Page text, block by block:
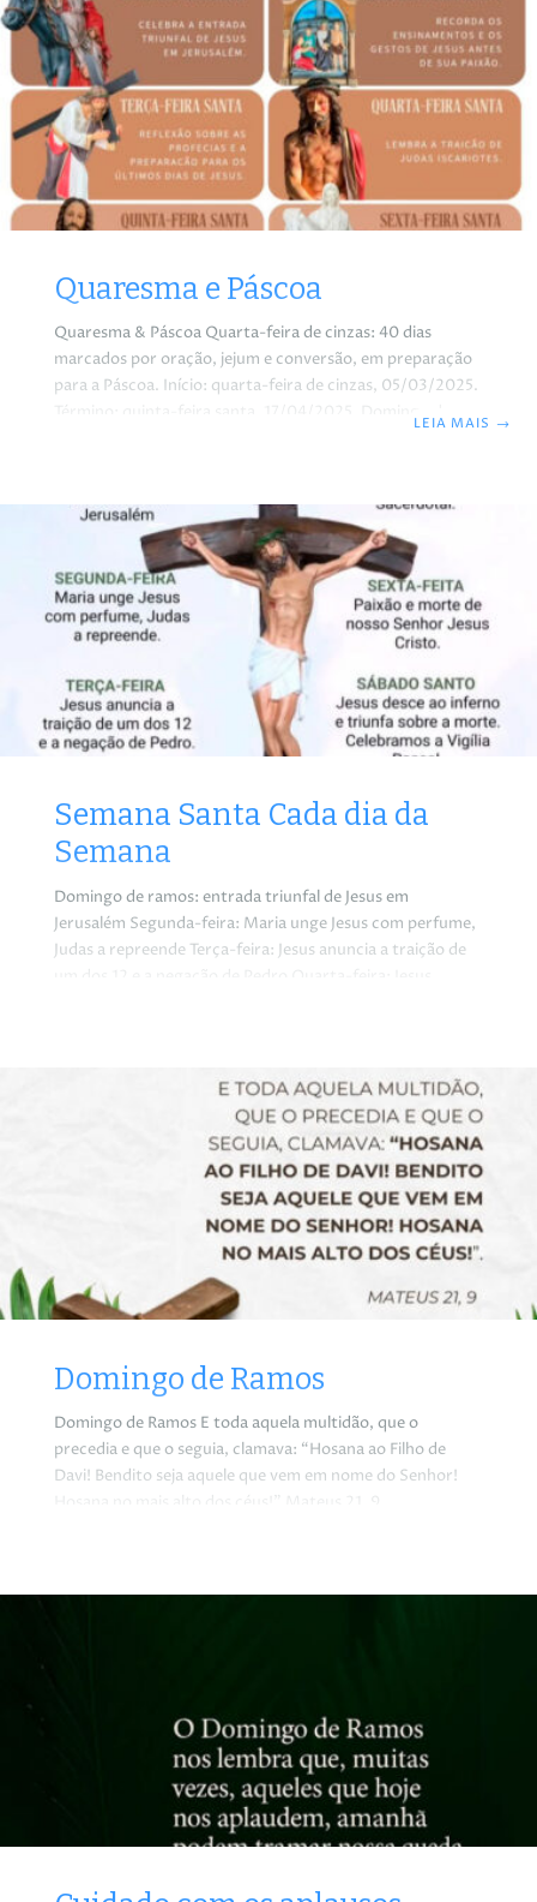
Quaresma e Páscoa
Quaresma & Páscoa Quarta-feira de cinzas: 40 dias
marcados por oração, jejum e conversão, em preparação
para a Páscoa. Início: quarta-feira de cinzas, 05/03/2025.
Término: quinta-feira santa, 17/04/2025. Domingo de
sobre as profecias e preparação para os últimos dias de
Jesus. Quarta-feira santa: Lembra a traição de Judas
Iscariotes. Quinta-feira santa: Celebra a última ceia, a
instituição da eucaristia e
LEIA MAIS →
Semana Santa Cada dia da
Semana
Domingo de ramos: entrada triunfal de Jesus em
Jerusalém Segunda-feira: Maria unge Jesus com perfume,
Judas a repreende Terça-feira: Jesus anuncia a traição de
um dos 12 e a negação de Pedro Quarta-feira: Jesus
santo: Jesus desce ao inferno e triunfa sobre a morte,
celebramos a vigília pascal Domingo de páscoa: Jesus
triunfou sobre a morte, verdadeiramente ressuscitou.
Domingo de Ramos
Domingo de Ramos E toda aquela multidão, que o
precedia e que o seguia, clamava: “Hosana ao Filho de
Davi! Bendito seja aquele que vem em nome do Senhor!
Hosana no mais alto dos céus!” Mateus 21, 9